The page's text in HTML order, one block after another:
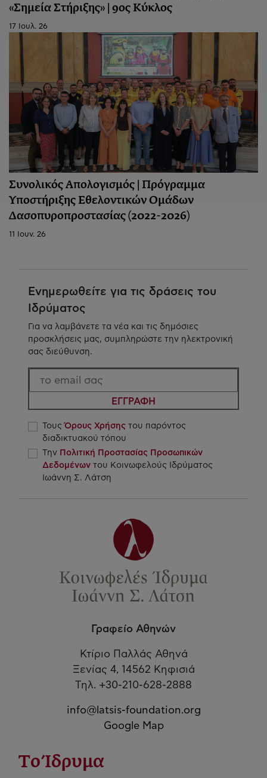
«Σημεία Στήριξης» | 9ος Κύκλος
17 Ιουλ. 26
Συνολικός Απολογισμός | Πρόγραμμα
Υποστήριξης Εθελοντικών Ομάδων
Δασοπυροπροστασίας (2022-2026)
11 Ιουν. 26
Ενημερωθείτε για τις δράσεις του
Ιδρύματος
Για να λαμβάνετε τα νέα και τις δημόσιες
προσκλήσεις μας, συμπληρώστε την ηλεκτρονική
σας διεύθυνση.
ΕΓΓΡΑΦΗ
ΤουςΌρους Χρήσης του παρόντος
διαδικτυακού τόπου
Την Πολιτική Προστασίας Προσωπικών
Δεδομένων του Κοινωφελούς Ιδρύματος
Ιωάννη Σ. Λάτση
Γραφείο Αθηνών
Κτίριο Παλλάς Αθηνά
Ξενίας 4, 14562 Κηφισιά
Τηλ. +30-210-628-2888
info@latsis-foundation.org
Google Map
Το Ίδρυμα